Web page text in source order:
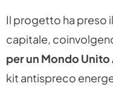
Il progetto ha preso
capitale,
per un Mondo Unito
kit antispreco